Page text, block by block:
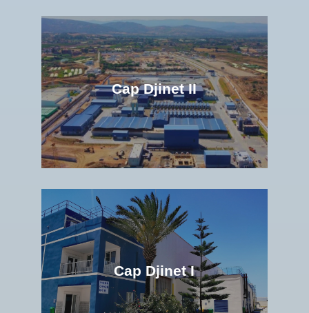
Cap Djinet II
Cap Djinet I